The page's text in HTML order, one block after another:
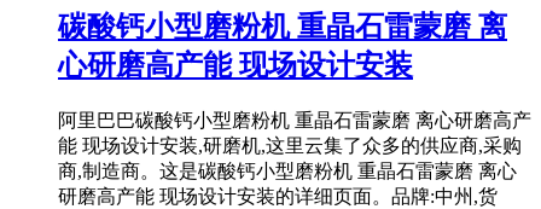
碳酸钙小型磨粉机 重晶石雷蒙磨 离
心研磨高产能 现场设计安装
阿里巴巴碳酸钙小型磨粉机 重晶石雷蒙磨 离心研磨高产
能 现场设计安装,研磨机,这里云集了众多的供应商,采购
商,制造商。这是碳酸钙小型磨粉机 重晶石雷蒙磨 离心
研磨高产能 现场设计安装的详细页面。品牌:中州,货